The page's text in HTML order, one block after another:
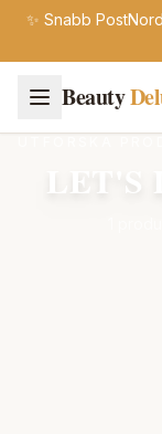
✨ Snabb
Beauty
LET'S